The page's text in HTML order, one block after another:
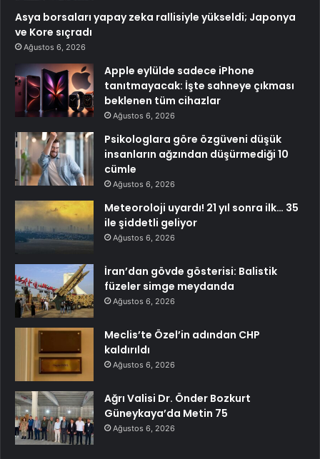
Asya borsaları yapay zeka rallisiyle yükseldi; Japonya
ve Kore sıçradı
Ağustos 6, 2026
Apple eylülde sadece iPhone
tanıtmayacak: İşte sahneye çıkması
beklenen tüm cihazlar
Ağustos 6, 2026
Psikologlara göre özgüveni düşük
insanların ağzından düşürmediği 10
cümle
Ağustos 6, 2026
Meteoroloji uyardı! 21 yıl sonra ilk… 35
ile şiddetli geliyor
Ağustos 6, 2026
İran’dan gövde gösterisi: Balistik
füzeler simge meydanda
Ağustos 6, 2026
Meclis’te Özel’in adından CHP
kaldırıldı
Ağustos 6, 2026
Ağrı Valisi Dr. Önder Bozkurt
Güneykaya’da Metin 75
Ağustos 6, 2026